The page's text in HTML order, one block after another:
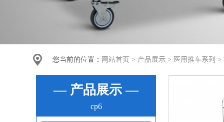
您当前的位置： 网站首页 > 产品展示> 医用推车系列 >
— 产品展示 —
cp6